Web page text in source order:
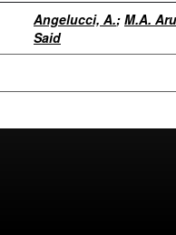
Angelucci, A.; M.A.
Said